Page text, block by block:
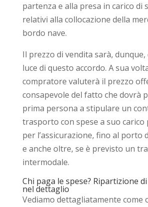
partenza e alla presa in carico di
relativi alla collocazione della
bordo nave.
Il prezzo di vendita sarà,
luce di questo accordo. A sua
compratore valuterà il prezzo
consapevole del fatto che dovrà
prima persona a stipulare un
trasporto con spese a suo carico
per l’assicurazione, fino al porto
e anche oltre, se è previsto un
intermodale.
Chi paga le spese? Ripartizione
nel dettaglio
Vediamo dettagliatamente come